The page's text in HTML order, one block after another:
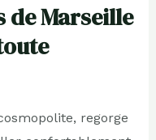
de Marseille
regorge